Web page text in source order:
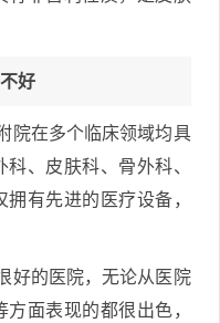
好
院在多个临床领域均具
、皮肤科、骨外科、
有先进的医疗设备，
好的医院，无论从医院
面表现的都很出色，